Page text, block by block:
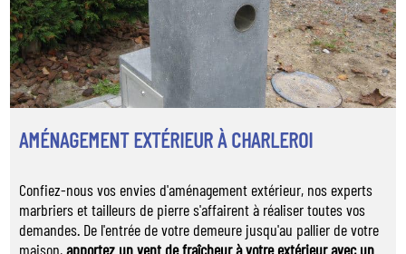
AMÉNAGEMENT EXTÉRIEUR À CHARLEROI
Confiez-nous vos envies d'aménagement extérieur, nos experts
marbriers et tailleurs de pierre s'affairent à réaliser toutes vos
demandes. De l'entrée de votre demeure jusqu'au pallier de votre
maison,apportez un vent de fraîcheur à votre extérieur avec un